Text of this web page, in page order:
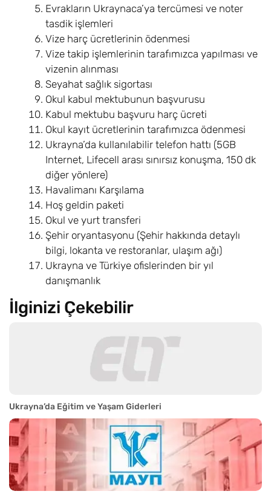
İlginizi Çekebilir
Ukrayna’da Eğitim ve Yaşam Giderleri
Evrakların Ukraynaca’ya tercümesi ve noter
tasdik işlemleri
Vize harç ücretlerinin ödenmesi
Vize takip işlemlerinin tarafımızca yapılması ve
vizenin alınması
Seyahat sağlık sigortası
Okul kabul mektubunun başvurusu
Kabul mektubu başvuru harç ücreti
Okul kayıt ücretlerinin tarafımızca ödenmesi
Ukrayna’da kullanılabilir telefon hattı (5GB
Internet, Lifecell arası sınırsız konuşma, 150 dk
diğer yönlere)
Havalimanı Karşılama
Hoş geldin paketi
Okul ve yurt transferi
Şehir oryantasyonu (Şehir hakkında detaylı
bilgi, lokanta ve restoranlar, ulaşım ağı)
Ukrayna ve Türkiye ofislerinden bir yıl
danışmanlık